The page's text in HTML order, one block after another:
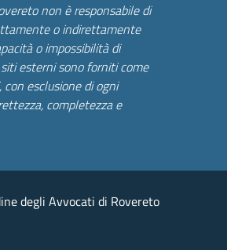
non è responsabile di
o indirettamente
o impossibilità di
esterni sono forniti come
esclusione di ogni
completezza e
degli Avvocati di Rovereto